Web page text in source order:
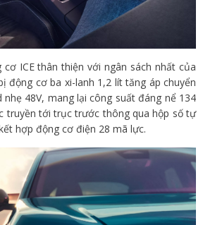
ICE thân thiện với ngân sách nhất của
động cơ ba xi-lanh 1,2 lít tăng áp chuyển
48V, mang lại công suất đáng nể 134
truyền tới trục trước thông qua hộp số tự
hợp động cơ điện 28 mã lực.